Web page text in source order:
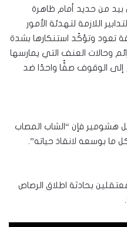
بيد من حديد أمام ظاهرة
اللازمة لتهدئة الأمور
تعود وتؤكّد استنكارها بشدة
وحالات العنف التي يمارسها
إلى الوقوف صفًّا واحدًا ضد
هشومير فإن “الشاب المصاب
ما بوسعه لانقاذ حياته”.
بحادثة اطلاق الرصاص